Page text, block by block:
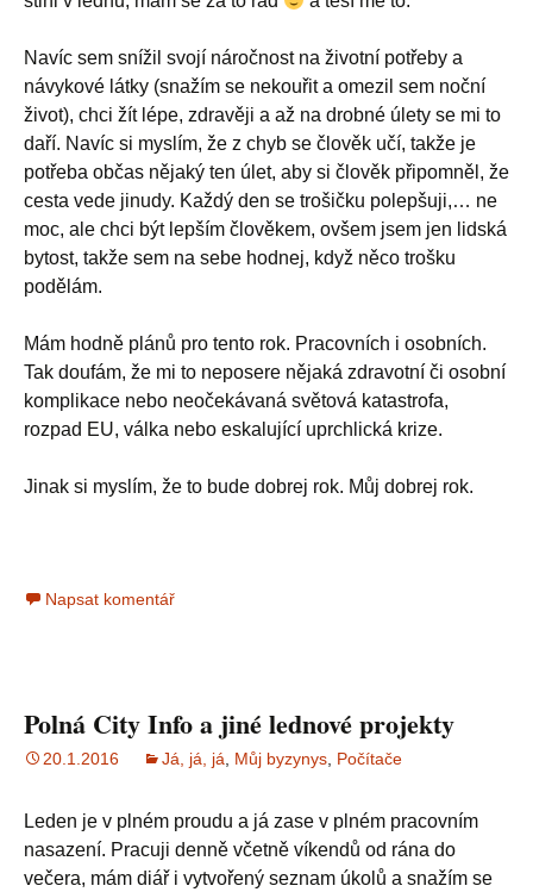
Navíc sem snížil svojí náročnost na životní potřeby a
návykové látky (snažím se nekouřit a omezil sem noční
život), chci žít lépe, zdravěji a až na drobné úlety se mi to
daří. Navíc si myslím, že z chyb se člověk učí, takže je
potřeba občas nějaký ten úlet, aby si člověk připomněl, že
cesta vede jinudy. Každý den se trošičku polepšuji,… ne
moc, ale chci být lepším člověkem, ovšem jsem jen lidská
bytost, takže sem na sebe hodnej, když něco trošku
podělám.
Mám hodně plánů pro tento rok. Pracovních i osobních.
Tak doufám, že mi to neposere nějaká zdravotní či osobní
komplikace nebo neočekávaná světová katastrofa,
rozpad EU, válka nebo eskalující uprchlická krize.
Jinak si myslím, že to bude dobrej rok. Můj dobrej rok.
Napsat komentář
Polná City Info a jiné lednové projekty
20.1.2016 Já, já, já, Můj byzynys, Počítače
Leden je v plném proudu a já zase v plném pracovním
nasazení. Pracuji denně včetně víkendů od rána do
večera, mám diář i vytvořený seznam úkolů a snažím se